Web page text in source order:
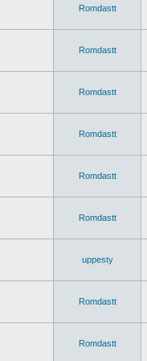
Romdastt
Romdastt
Romdastt
Romdastt
Romdastt
Romdastt
uppesty
Romdastt
Romdastt